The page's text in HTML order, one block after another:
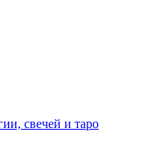
свечей и таро